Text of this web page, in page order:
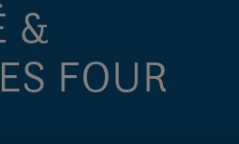
&
FOUR